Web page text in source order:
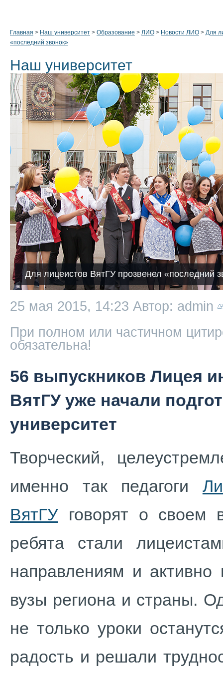
Главная > Наш университет > Образование > ЛИО > Новости ЛИО > Для
«последний звонок»
Наш университет
Для лицеистов ВятГУ прозвенел «последний
25 мая 2015, 14:23 Автор: admin
При полном или частичном
обязательна!
56 выпускников Лицея
ВятГУ уже начали
университет
Творческий,
именно так педагоги
ВятГУ говорят о своем
ребята стали
направлениям и
вузы региона и страны.
не только уроки
радость и решали